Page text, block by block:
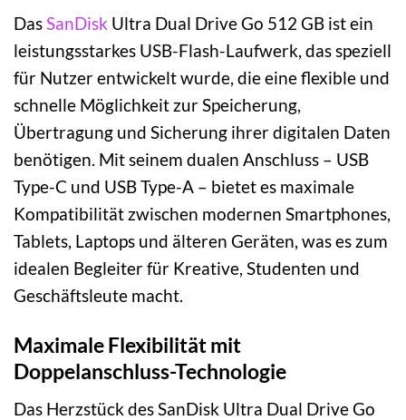
DasSanDisk Ultra Dual Drive Go 512 GB ist ein
leistungsstarkes USB-Flash-Laufwerk, das speziell
für Nutzer entwickelt wurde, die eine flexible und
schnelle Möglichkeit zur Speicherung,
Übertragung und Sicherung ihrer digitalen Daten
benötigen. Mit seinem dualen Anschluss – USB
Type-C und USB Type-A – bietet es maximale
Kompatibilität zwischen modernen Smartphones,
Tablets, Laptops und älteren Geräten, was es zum
idealen Begleiter für Kreative, Studenten und
Geschäftsleute macht.
Maximale Flexibilität mit
Doppelanschluss-Technologie
Das Herzstück des SanDisk Ultra Dual Drive Go